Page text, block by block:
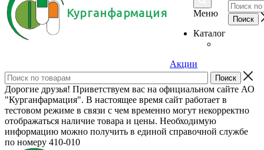
Курганфармация
Меню
Каталог
Акции
Дорогие друзья! Приветствуем вас на официальном сайте АО
"Курганфармация". В настоящее время сайт работает в
тестовом режиме в связи с чем временно могут некорректно
отображаться наличие товара и цены. Необходимую
информацию можно получить в единой справочной службе
по номеру 410-010